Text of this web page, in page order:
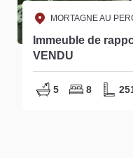
MORTAGNE AU
Immeuble de
VENDU
5 8